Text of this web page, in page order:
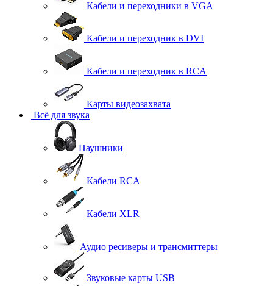
Кабели и переходники в VGA
Кабели и переходник в DVI
Кабели и переходник в RCA
Карты видеозахвата
Всё для звука
Наушники
Кабели RCA
Кабели XLR
Аудио ресиверы и трансмиттеры
Звуковые карты USB